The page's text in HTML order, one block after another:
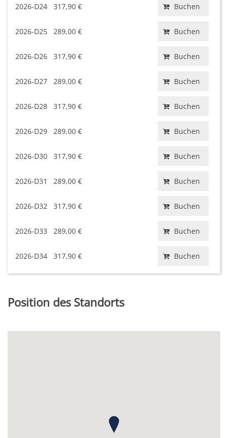
2026-D24 317,90 € Buchen
2026-D25 289,00 € Buchen
2026-D26 317,90 € Buchen
2026-D27 289,00 € Buchen
2026-D28 317,90 € Buchen
2026-D29 289,00 € Buchen
2026-D30 317,90 € Buchen
2026-D31 289,00 € Buchen
2026-D32 317,90 € Buchen
2026-D33 289,00 € Buchen
2026-D34 317,90 € Buchen
Position des Standorts